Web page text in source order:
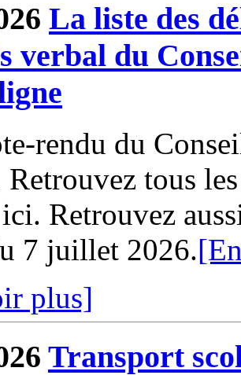
La liste des
verbal du
rendu du
tous
Retrouvez
7 juillet 2026.
plus]
Transport